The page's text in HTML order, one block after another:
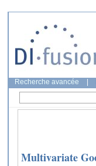
Recherche avancée
Multivariate